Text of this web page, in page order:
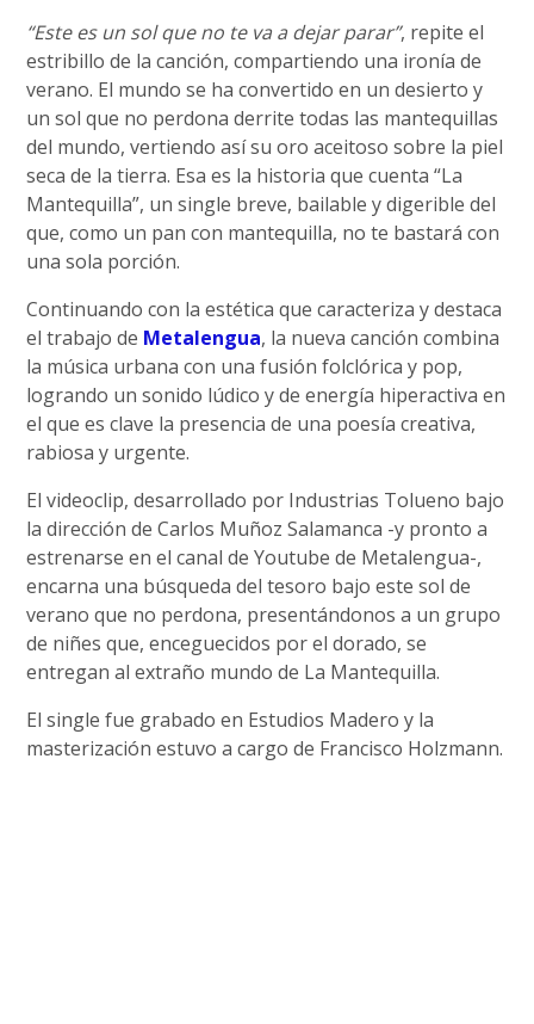
“Este es un sol que no te va a dejar parar”, repite el
estribillo de la canción, compartiendo una ironía de
verano. El mundo se ha convertido en un desierto y
un sol que no perdona derrite todas las mantequillas
del mundo, vertiendo así su oro aceitoso sobre la piel
seca de la tierra. Esa es la historia que cuenta “La
Mantequilla”, un single breve, bailable y digerible del
que, como un pan con mantequilla, no te bastará con
una sola porción.
Continuando con la estética que caracteriza y destaca
el trabajo de Metalengua, la nueva canción combina
la música urbana con una fusión folclórica y pop,
logrando un sonido lúdico y de energía hiperactiva en
el que es clave la presencia de una poesía creativa,
rabiosa y urgente.
El videoclip, desarrollado por Industrias Tolueno bajo
la dirección de Carlos Muñoz Salamanca -y pronto a
estrenarse en el canal de Youtube de Metalengua-,
encarna una búsqueda del tesoro bajo este sol de
verano que no perdona, presentándonos a un grupo
de niñes que, enceguecidos por el dorado, se
entregan al extraño mundo de La Mantequilla.
El single fue grabado en Estudios Madero y la
masterización estuvo a cargo de Francisco Holzmann.